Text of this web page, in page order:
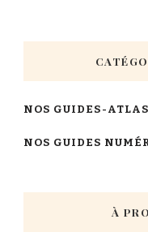
NOS GUIDES-
NOS GUIDES
À